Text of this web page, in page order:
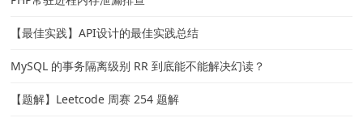
【最佳实践】API设计的最佳实践总结
MySQL 的事务隔离级别 RR 到底能不能解决幻读？
【题解】Leetcode 周赛 254 题解